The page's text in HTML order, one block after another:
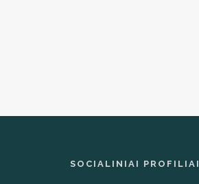
SOCIALINIAI PROFILIAI